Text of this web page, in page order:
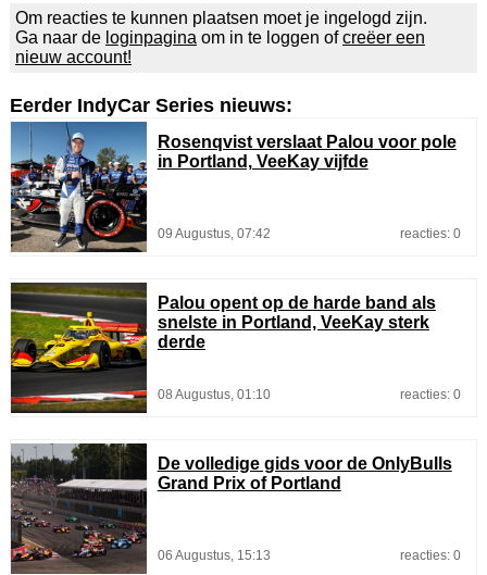
Om reacties te kunnen plaatsen moet je ingelogd zijn.
Ga naar de loginpagina om in te loggen ofcreëer een
nieuw account!
Eerder IndyCar Series nieuws:
Rosenqvist verslaat Palou voor pole
in Portland, VeeKay vijfde
09 Augustus, 07:42 reacties: 0
Palou opent op de harde band als
snelste in Portland, VeeKay sterk
derde
08 Augustus, 01:10 reacties: 0
De volledige gids voor de OnlyBulls
Grand Prix of Portland
06 Augustus, 15:13 reacties: 0